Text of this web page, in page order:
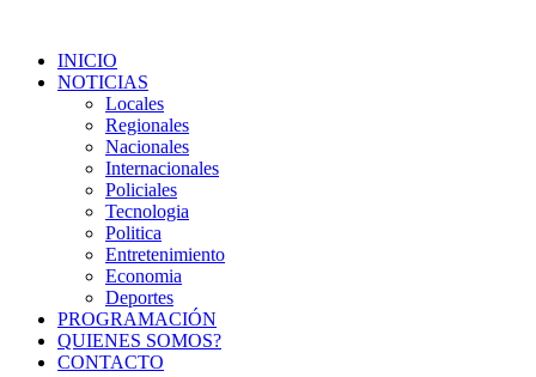
INICIO
NOTICIAS
Locales
Regionales
Nacionales
Internacionales
Policiales
Tecnologia
Politica
Entretenimiento
Economia
Deportes
PROGRAMACIÓN
QUIENES SOMOS?
CONTACTO